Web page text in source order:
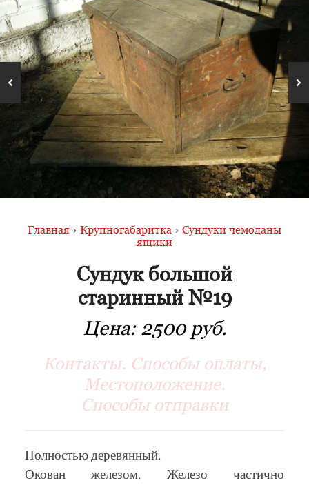
Главная › Крупногабаритка › Сундуки чемоданы
ящики
Сундук большой
старинный №19
Цена: 2500 руб.
Контакты. Способы оплаты,
Местоположение.
Способы отправки
Полностью деревянный.
Окован железом. Железо частично